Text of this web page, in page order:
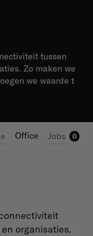
tussen
Zo maken we
we waarde t
Office Jobs 0
organisaties.